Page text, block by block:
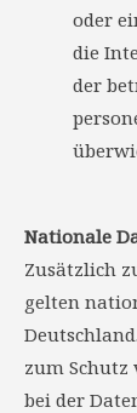
oder
die
der
Nationale
Zusätzlich
gelten
zum Schutz
bei der